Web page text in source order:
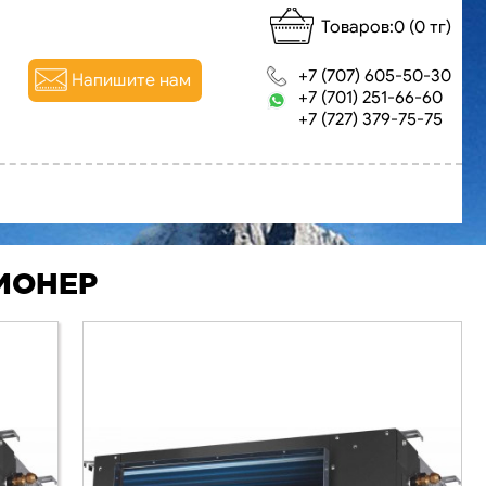
Товаров:0 (0 тг)
Напишите нам
+7 (707) 605-50-30
+7 (701) 251-66-60
+7 (727) 379-75-75